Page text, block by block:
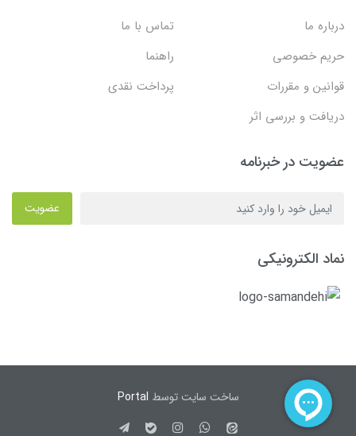
درباره ما
تماس با ما
حریم خصوصی
راهنما
قوانین و مقررات
پرداخت نقدی
دریافت و بررسی اثر
عضویت در خبرنامه
عضویت
نماد الکترونیکی
ساخت سایت توسط Portal